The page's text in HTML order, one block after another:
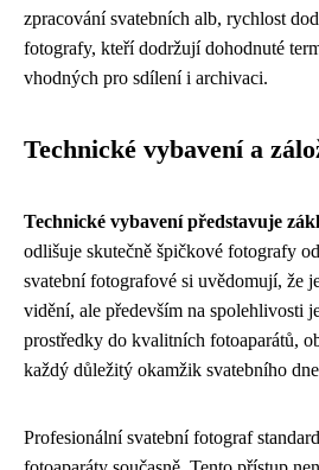
zpracování svatebních alb, rychlost
fotografy, kteří dodržují dohodnuté
vhodných pro sdílení i archivaci.
Technické vybavení a
Technické vybavení představuje
odlišuje skutečně špičkové fotografy
svatební fotografové si uvědomují, že
vidění, ale především na spolehlivosti
prostředky do kvalitních fotoaparátů,
každý důležitý okamžik svatebního
Profesionální svatební fotograf